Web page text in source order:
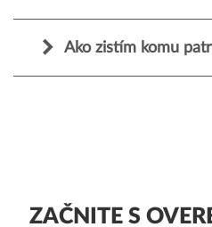
Ako zistím komu
ZAČNITE S